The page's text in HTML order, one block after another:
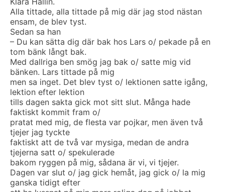
Alla tittade, alla tittade på mig där jag stod nästan
ensam, de blev tyst.
Sedan sa han
– Du kan sätta dig där bak hos Lars o/ pekade på en
tom bänk långt bak.
Med dallriga ben smög jag bak o/ satte mig vid
bänken. Lars tittade på mig
men sa inget. Det blev tyst o/ lektionen satte igång,
lektion efter lektion
tills dagen sakta gick mot sitt slut. Många hade
faktiskt kommit fram o/
pratat med mig, de flesta var pojkar, men även två
tjejer jag tyckte
faktiskt att de två var mysiga, medan de andra
tjejerna satt o/ spekulerade
bakom ryggen på mig, sådana är vi, vi tjejer.
Dagen var slut o/ jag gick hemåt, jag gick o/ la mig
ganska tidigt efter